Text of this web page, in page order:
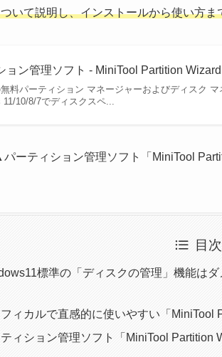
いて説明し、インストールから使い方ま
ョン管理ソフト - MiniTool Partition
料パーティション マネージャーおよびディスク
10/8/7でディスクスペ...
パーティション管理ソフト「MiniTool
目次
標準の「ディスクの管理」機能は
ィカルで直感的に使いやすい「MiniTool
ィション管理ソフト「MiniTool Partition